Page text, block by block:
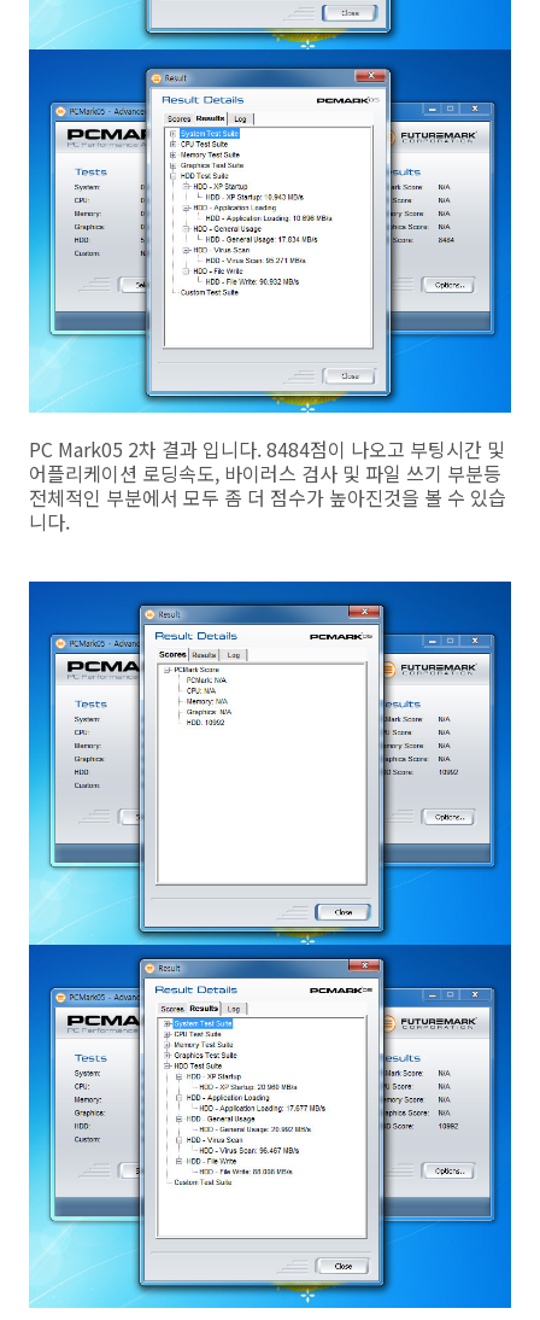
PC Mark05 2차 결과 입니다. 8484점이 나오고 부팅시간 및
어플리케이션 로딩속도, 바이러스 검사 및 파일 쓰기 부분등
전체적인 부분에서 모두 좀 더 점수가 높아진것을 볼 수 있습
니다.